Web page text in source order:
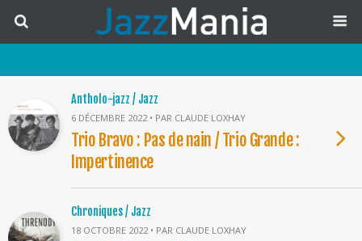
Antholo-jazz / Jazz
6 DÉCEMBRE 2022 • PAR CLAUDE LOXHAY
Trio Bravo : Pas de nain / Trio Grande :
Impertinence
Chroniques / Jazz
18 OCTOBRE 2022 • PAR CLAUDE LOXHAY